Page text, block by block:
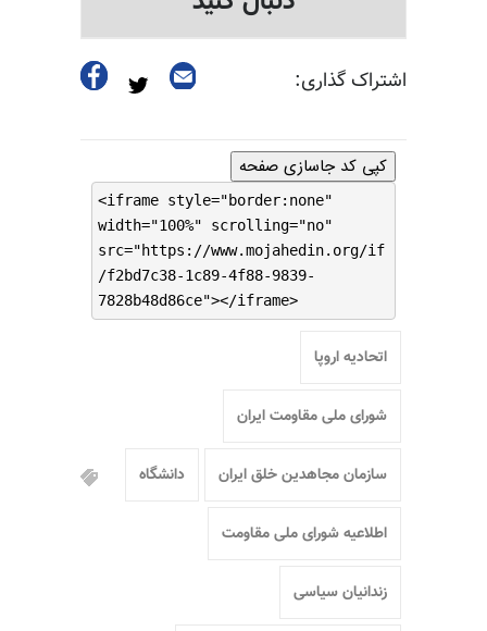
اشتراک گذاری:
کپی کد جاسازی صفحه
<iframe style="border:none"
width="100%" scrolling="no"
src="https://www.mojahedin.org/if
/f2bd7c38-1c89-4f88-9839-
7828b48d86ce"></iframe>
اتحادیه اروپا
شورای ملی مقاومت ایران
سازمان مجاهدین خلق ایران دانشگاه
اطلاعیه شورای ملی مقاومت
زندانیان سیاسی